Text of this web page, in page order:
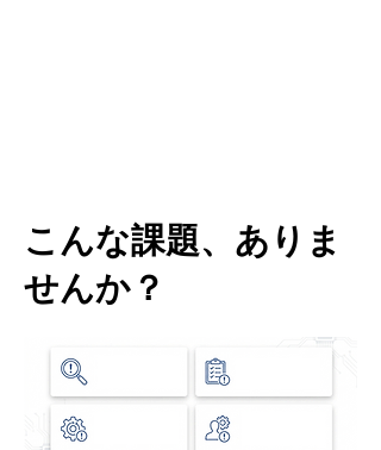
こんな課題、ありま
せんか？